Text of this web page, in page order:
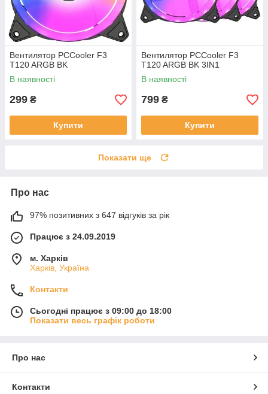
Вентилятор PCCooler F3
T120 ARGB BK
В наявності
299 ₴
Купити
Вентилятор PCCooler F3
T120 ARGB BK 3IN1
В наявності
799 ₴
Купити
Показати ще
Про нас
97% позитивних з 647 відгуків за рік
Працює з 24.09.2019
м. Харків
Харків, Україна
Контакти
Сьогодні працює з 09:00 до 18:00
Показати весь графік роботи
Про нас
Контакти